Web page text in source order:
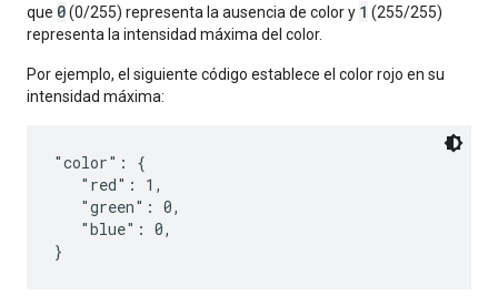
que 0(0/255) representa la ausencia de color y 1 (255/255)
representa la intensidad máxima del color.
Por ejemplo, el siguiente código establece el color rojo en su
intensidad máxima:
"color": {
   "red": 1,
   "green": 0,
   "blue": 0,